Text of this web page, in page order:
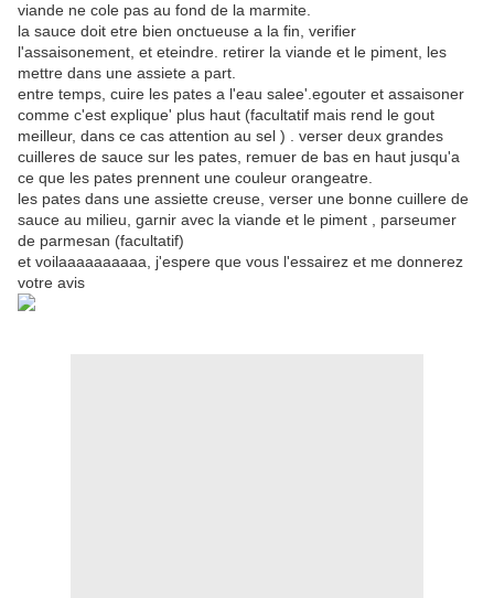
viande ne cole pas au fond de la marmite.
la sauce doit etre bien onctueuse a la fin, verifier
l'assaisonement, et eteindre. retirer la viande et le piment, les
mettre dans une assiete a part.
entre temps, cuire les pates a l'eau salee'.egouter et assaisoner
comme c'est explique' plus haut (facultatif mais rend le gout
meilleur, dans ce cas attention au sel ) . verser deux grandes
cuilleres de sauce sur les pates, remuer de bas en haut jusqu'a
ce que les pates prennent une couleur orangeatre.
les pates dans une assiette creuse, verser une bonne cuillere de
sauce au milieu, garnir avec la viande et le piment , parseumer
de parmesan (facultatif)
et voilaaaaaaaaaa, j'espere que vous l'essairez et me donnerez
votre avis